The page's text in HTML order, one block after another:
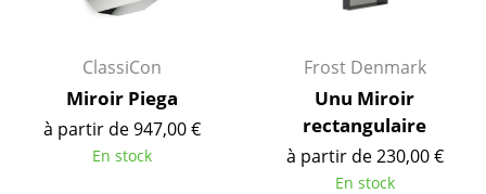
Lits empilables
Lits enfants
Tables de chevet et Accessoires de lit
ClassiCon
Miroir Piega
à partir de 947,00 €
En stock
Frost Denmark
Unu Miroir
rectangulaire
à partir de 230,00 €
En stock